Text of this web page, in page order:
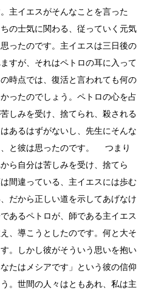
主イエスがそんなことを言った
の士気に関わる、従っていく元気
ったのです。主イエスは三日後の
すが、それはペトロの耳に入って
時点では、復活と言われても何の
ったのでしょう。ペトロの心を占
しみを受け、捨てられ、殺される
あるはずがないし、先生にそんな
、と彼は思ったのです。 つまり
ら自分は苦しみを受け、捨てら
間違っている、主イエスには歩む
だから正しい道を示してあげなけ
あるペトロが、師である主イエス
、導こうとしたのです。何と大そ
。しかし彼がそういう思いを抱い
たはメシアです」という彼の信仰
。世間の人々はともあれ、私は主